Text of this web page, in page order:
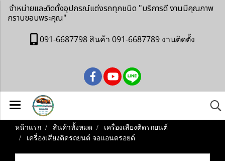
จำหน่ายและติดตั้งอุปกรณ์แต่งรถทุกชนิด "บริการดี งานมีคุณภาพ
กราบขอบพระคุณ"
091-6687798 สินค้า 091-6687789 งานติดตั้ง
หน้าแรก สินค้าทั้งหมด
เครื่องเสียงติดรถยนต์
เครื่องเสียงติดรถยนต์ จอแอนดรอยด์